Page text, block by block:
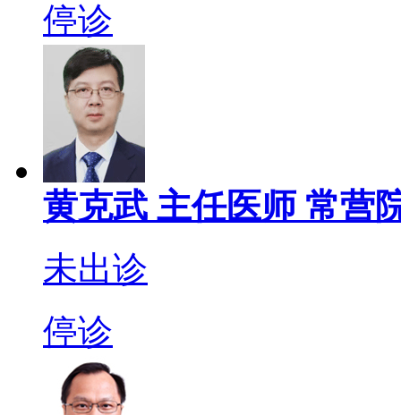
停诊
黄克武 主任医师 常营
未出诊
停诊